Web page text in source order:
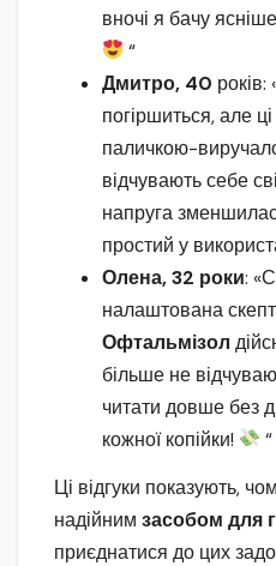
вночі я бачу
“
Дмитро, 40
погіршиться, але
паличкою-
відчувають себе
напруга
простий у
Олена, 32 роки:
налаштована
Офтальмізол
більше не
читати довше без
кожної копійки!
“
Ці відгуки показують,
надійним засобом для
приєднатися до цих